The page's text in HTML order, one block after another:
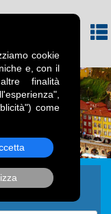
cookie
e, con il
finalità
come